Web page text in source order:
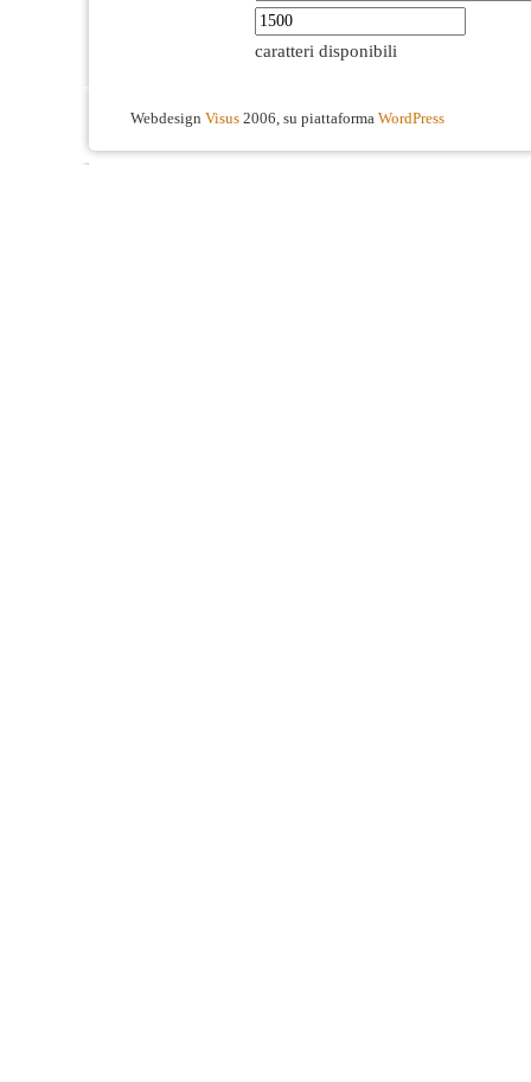
caratteri disponibili
Webdesign Visus 2006, su piattaforma WordPress